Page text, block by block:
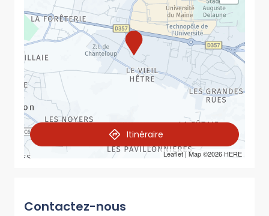
Leaflet| Map ©2026HERE
Itinéraire
Contactez-nous